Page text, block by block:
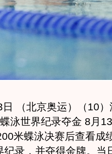
日 （北京奥运）（10
泳世界纪录夺金 8月
米蝶泳决赛后查看成
录，并夺得金牌。当